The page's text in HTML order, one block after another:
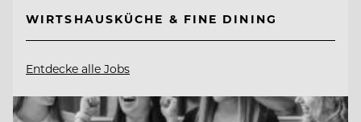
WIRTSHAUSKÜCHE & FINE DINING
Entdecke alle Jobs